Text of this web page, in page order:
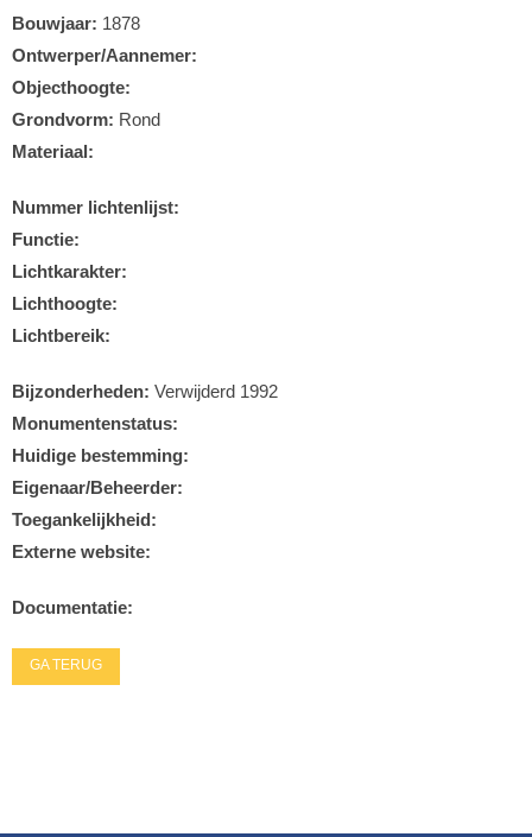
Bouwjaar: 1878
Ontwerper/Aannemer:
Objecthoogte:
Grondvorm: Rond
Materiaal:
Nummer lichtenlijst:
Functie:
Lichtkarakter:
Lichthoogte:
Lichtbereik:
Bijzonderheden: Verwijderd 1992
Monumentenstatus:
Huidige bestemming:
Eigenaar/Beheerder:
Toegankelijkheid:
Externe website:
Documentatie:
GA TERUG